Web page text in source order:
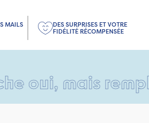
MAILS
DES SURPRISES ET VOTRE
FIDÉLITÉ RÉCOMPENSÉE
rempli